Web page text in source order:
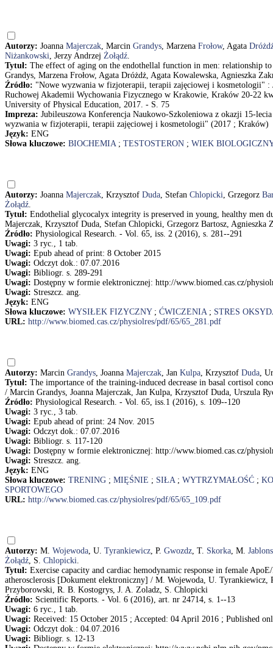
Autorzy: Joanna Majerczak, Marcin Grandys, Marzena Frołow, Agata
Niżankowski, Jerzy Andrzej Żołądź.
Tytuł: The effect of aging on the endothellal function in men: relationship
Grandys, Marzena Frołow, Agata Dróżdż, Agata Kowalewska, Agnieszka
Źródło: "Nowe wyzwania w fizjoterapii, terapii zajęciowej i kosmetologii" :
Ruchowej Akademii Wychowania Fizycznego w Krakowie, Kraków 20-22
University of Physical Education, 2017. - S. 75
Impreza: Jubileuszowa Konferencja Naukowo-Szkoleniowa z okazji 15-
wyzwania w fizjoterapii, terapii zajęciowej i kosmetologii" (2017 ; Kraków)
Język: ENG
Słowa kluczowe: BIOCHEMIA; TESTOSTERON ; WIEK
Autorzy: Joanna Majerczak, Krzysztof Duda, Stefan Chlopicki, Grzegorz
Żołądź.
Tytuł: Endothelial glycocalyx integrity is preserved in young, healthy men
Majerczak, Krzysztof Duda, Stefan Chlopicki, Grzegorz Bartosz, Agnieszka
Źródło: Physiological Research. - Vol. 65, iss. 2 (2016), s. 281--291
Uwagi: 3 ryc., 1 tab.
Uwagi: Epub ahead of print: 8 October 2015
Uwagi: Odczyt dok.: 07.07.2016
Uwagi: Bibliogr. s. 289-291
Uwagi: Dostępny w formie elektronicznej: http://www.biomed.cas.cz/
Uwagi: Streszcz. ang.
Język: ENG
Słowa kluczowe: WYSIŁEK FIZYCZNY; ĆWICZENIA; STRES
URL: http://www.biomed.cas.cz/physiolres/pdf/65/65_281.pdf
Autorzy: Marcin Grandys, Joanna Majerczak, Jan Kulpa, Krzysztof Duda,
Tytuł: The importance of the training-induced decrease in basal cortisol
/ Marcin Grandys, Joanna Majerczak, Jan Kulpa, Krzysztof Duda, Urszula
Źródło: Physiological Research. - Vol. 65, iss.1 (2016), s. 109--120
Uwagi: 3 ryc., 3 tab.
Uwagi: Epub ahead of print: 24 Nov. 2015
Uwagi: Odczyt dok.: 07.07.2016
Uwagi: Bibliogr. s. 117-120
Uwagi: Dostępny w formie elektronicznej: http://www.biomed.cas.cz/
Uwagi: Streszcz. ang.
Język: ENG
Słowa kluczowe: TRENING ; MIĘŚNIE ; SIŁA; WYTRZYMAŁOŚĆ ;
SPORTOWEGO
URL: http://www.biomed.cas.cz/physiolres/pdf/65/65_109.pdf
Autorzy: M. Wojewoda, U. Tyrankiewicz, P. Gwozdz, T. Skorka, M.
Żołądź, S. Chlopicki.
Tytuł: Exercise capacity and cardiac hemodynamic response in female
atherosclerosis [Dokument elektroniczny] / M. Wojewoda, U.
Przyborowski, R. B. Kostogrys, J. A. Zoladz, S. Chlopicki
Źródło: Scientific Reports. - Vol. 6 (2016), art. nr 24714, s. 1--13
Uwagi: 6 ryc., 1 tab.
Uwagi: Received: 15 October 2015 ; Accepted: 04 April 2016 ; Published
Uwagi: Odczyt dok.: 04.07.2016
Uwagi: Bibliogr. s. 12-13